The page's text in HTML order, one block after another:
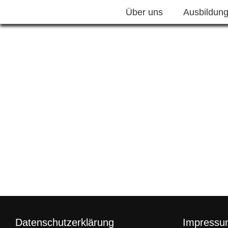
Über uns Ausbildung
Datenschutzerklärung